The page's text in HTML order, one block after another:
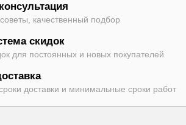
качественный подбор
скидок
для постоянных и новых покупателей
доставки и минимальные сроки работ